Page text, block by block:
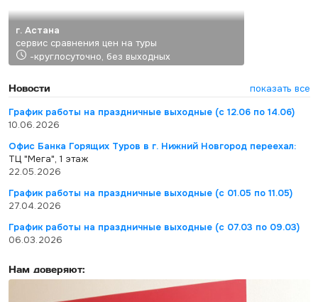
г. Астана
сервис сравнения цен на туры
-круглосуточно, без выходных
Новости
показать все
График работы на праздничные выходные (с 12.06 по 14.06)
10.06.2026
Офис Банка Горящих Туров в г. Нижний Новгород переехал:
ТЦ "Мега", 1 этаж
22.05.2026
График работы на праздничные выходные (с 01.05 по 11.05)
27.04.2026
График работы на праздничные выходные (с 07.03 по 09.03)
06.03.2026
Нам доверяют: